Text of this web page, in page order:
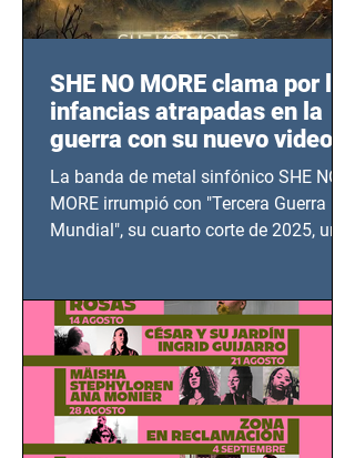
SHE NO MORE clama por las
infancias atrapadas en la
guerra con su nuevo video
TERCERA GUERRA
MUNDIAL
La banda de metal sinfónico SHE NO
MORE irrumpió con "Tercera Guerra
Mundial", su cuarto corte de 2025, un
bélicos.